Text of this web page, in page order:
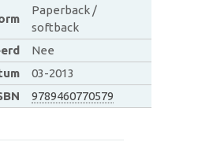
Paperback /
softback
Nee
03-2013
9789460770579